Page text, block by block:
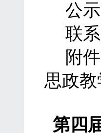
公
联
附
思政
第四